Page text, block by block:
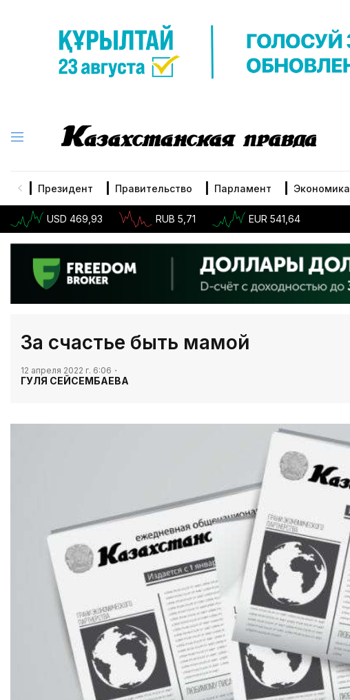
Президент Правительство Парламент Экономика
USD 469,93 RUB 5,71 EUR 541,64
За счастье быть мамой
12 апреля 2022 г. 6:06
ГУЛЯ СЕЙСЕМБАЕВА